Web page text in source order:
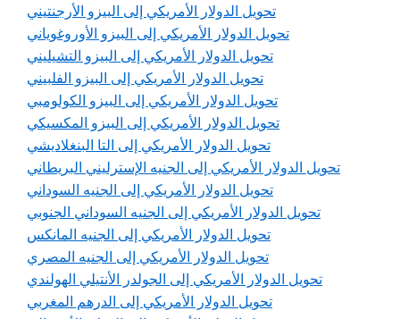
تحويل الدولار الأمريكي إلى البيزو الأرجنتيني
تحويل الدولار الأمريكي إلى البيزو الأوروغوياني
تحويل الدولار الأمريكي إلى البيزو التشيليني
تحويل الدولار الأمريكي إلى البيزو الفلبيني
تحويل الدولار الأمريكي إلى البيزو الكولومبي
تحويل الدولار الأمريكي إلى البيزو المكسيكي
تحويل الدولار الأمريكي إلى التا البنغلاديشي
تحويل الدولار الأمريكي إلى الجنيه الإسترليني البريطاني
تحويل الدولار الأمريكي إلى الجنيه السوداني
تحويل الدولار الأمريكي إلى الجنيه السوداني الجنوبي
تحويل الدولار الأمريكي إلى الجنيه المانكس
تحويل الدولار الأمريكي إلى الجنيه المصري
تحويل الدولار الأمريكي إلى الجولدر الأنتيلي الهولندي
تحويل الدولار الأمريكي إلى الدرهم المغربي